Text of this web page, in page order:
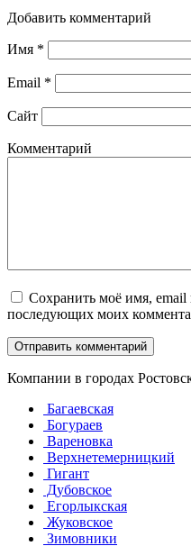
Добавить комментарий
Имя *
Email *
Сайт
Комментарий
Сохранить моё имя, email
последующих моих
Компании в городах
Багаевская
Богураев
Вареновка
Верхнетемерницкий
Гигант
Дубовское
Егорлыкская
Жуковское
Зимовники